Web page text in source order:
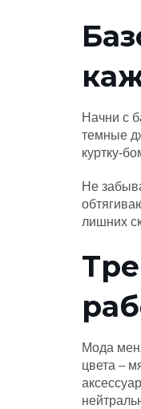
Начни с
темные
Не
лишних
Мода
цвета –